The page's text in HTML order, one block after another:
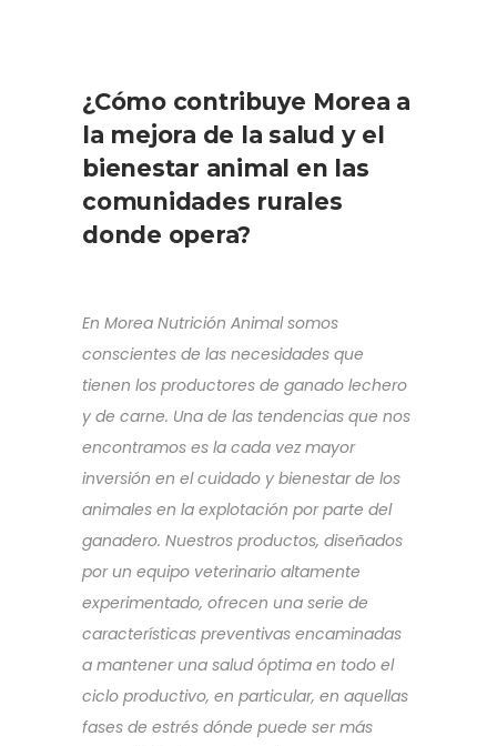
¿Cómo contribuye Morea a
la mejora de la salud y el
bienestar animal en las
comunidades rurales
donde opera?
En Morea Nutrición Animal somos
conscientes de las necesidades que
tienen los productores de ganado lechero
y de carne. Una de las tendencias que nos
encontramos es la cada vez mayor
inversión en el cuidado y bienestar de los
animales en la explotación por parte del
ganadero. Nuestros productos, diseñados
por un equipo veterinario altamente
experimentado, ofrecen una serie de
características preventivas encaminadas
a mantener una salud óptima en todo el
ciclo productivo, en particular, en aquellas
fases de estrés dónde puede ser más